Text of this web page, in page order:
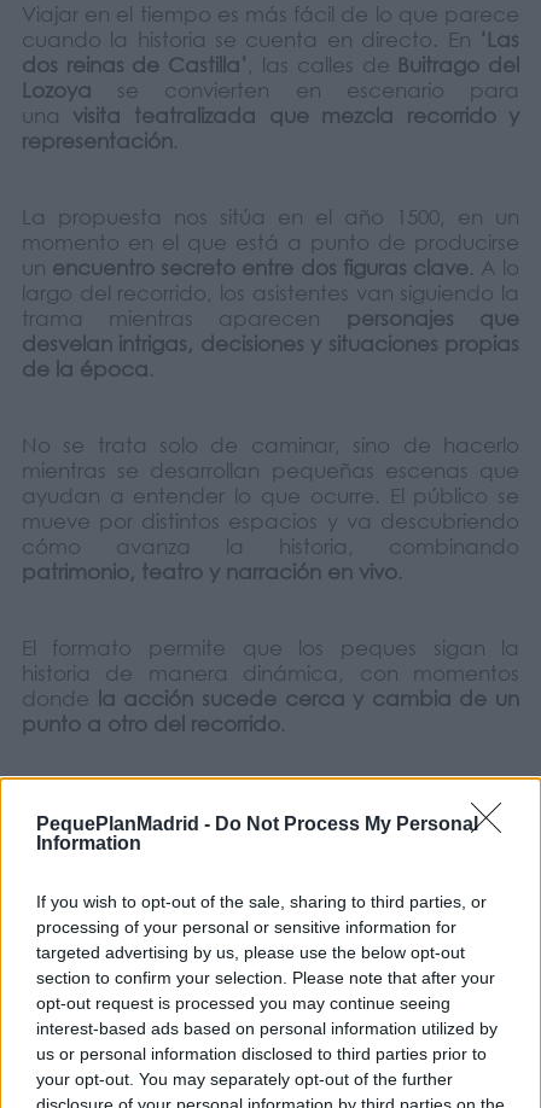
PequePlanMadrid - Do Not Process My Personal
Information
If you wish to opt-out of the sale, sharing to third parties, or
processing of your personal or sensitive information for
targeted advertising by us, please use the below opt-out
section to confirm your selection. Please note that after your
opt-out request is processed you may continue seeing
interest-based ads based on personal information utilized by
us or personal information disclosed to third parties prior to
your opt-out. You may separately opt-out of the further
disclosure of your personal information by third parties on the
Viajar en el tiempo es más fácil de lo que parece
cuando la historia se cuenta en directo. En ‘Las
dos reinas de Castilla’, las calles de Buitrago del
Lozoya se convierten en escenario para
una visita teatralizada que mezcla recorrido y
representación.
La propuesta nos sitúa en el año 1500, en un
momento en el que está a punto de producirse
un encuentro secreto entre dos figuras clave. A lo
largo del recorrido, los asistentes van siguiendo la
trama mientras aparecen
personajes que
desvelan intrigas, decisiones y situaciones propias
de la época.
No se trata solo de caminar, sino de hacerlo
mientras se desarrollan pequeñas escenas que
ayudan a entender lo que ocurre. El público se
mueve por distintos espacios y va descubriendo
cómo avanza la historia, combinando
patrimonio, teatro y narración en vivo.
El formato permite que los peques sigan la
historia de manera dinámica, con momentos
donde la acción sucede cerca y cambia de un
punto a otro del recorrido.
Una forma distinta de acercarse al pasado,
pensada para familias que disfrutan con los
planes al aire libre y las historias con personajes
Realizado por: Laura Cabrera, Daniela Saludes
¿Os animáis a seguir esta historia paso a paso
mientras recorréis el escenario donde ocurre?
Las fechas previstas son: